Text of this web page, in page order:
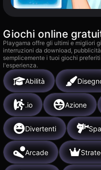
Giochi online
Playgama offre gli ultimi e migliori
interruzioni da download,
semplicemente i tuoi giochi
l'esperienza.
Abilità
.io Azione
Divertenti
Arcade